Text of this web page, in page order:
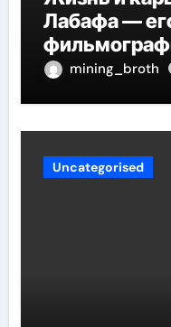
Лабафа —
mining_broth
Uncategorised